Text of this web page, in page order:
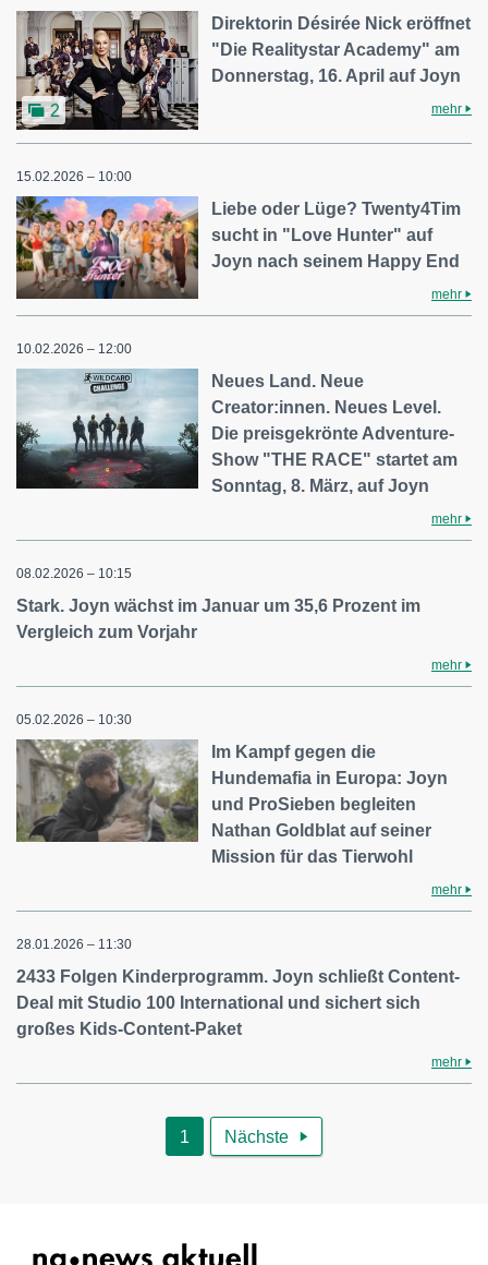
2
Direktorin Désirée Nick eröffnet
"Die Realitystar Academy" am
Donnerstag, 16. April auf Joyn
mehr
15.02.2026 – 10:00
Liebe oder Lüge? Twenty4Tim
sucht in "Love Hunter" auf
Joyn nach seinem Happy End
mehr
10.02.2026 – 12:00
Neues Land. Neue
Creator:innen. Neues Level.
Die preisgekrönte Adventure-
Show "THE RACE" startet am
Sonntag, 8. März, auf Joyn
mehr
08.02.2026 – 10:15
Stark. Joyn wächst im Januar um 35,6 Prozent im
Vergleich zum Vorjahr
mehr
05.02.2026 – 10:30
Im Kampf gegen die
Hundemafia in Europa: Joyn
und ProSieben begleiten
Nathan Goldblat auf seiner
Mission für das Tierwohl
mehr
28.01.2026 – 11:30
2433 Folgen Kinderprogramm. Joyn schließt Content-
Deal mit Studio 100 International und sichert sich
großes Kids-Content-Paket
mehr
1 Nächste 